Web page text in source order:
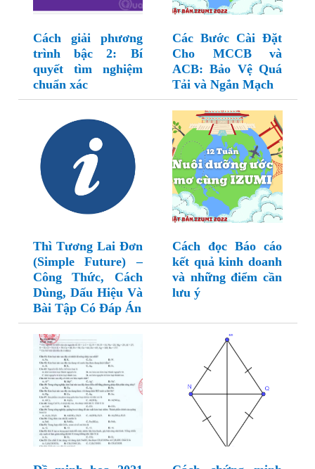
Cách giải phương
trình bậc 2: Bí
quyết tìm nghiệm
chuẩn xác
Các Bước Cài Đặt
Cho MCCB và
ACB: Bảo Vệ Quá
Tải và Ngắn Mạch
Thì Tương Lai Đơn
(Simple Future) –
Công Thức, Cách
Dùng, Dấu Hiệu Và
Bài Tập Có Đáp Án
Cách đọc Báo cáo
kết quả kinh doanh
và những điểm cần
lưu ý